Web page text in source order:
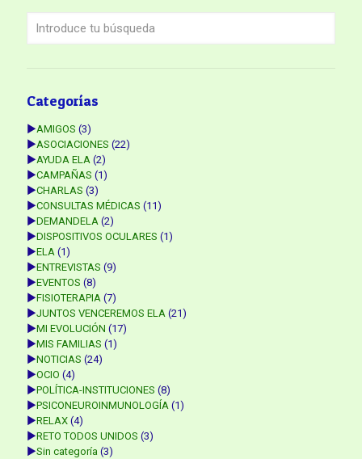
Categorías
►AMIGOS (3)
►ASOCIACIONES (22)
►AYUDA ELA (2)
►CAMPAÑAS (1)
►CHARLAS (3)
►CONSULTAS MÉDICAS (11)
►DEMANDELA (2)
►DISPOSITIVOS OCULARES (1)
►ELA (1)
►ENTREVISTAS (9)
►EVENTOS (8)
►FISIOTERAPIA (7)
►JUNTOS VENCEREMOS ELA (21)
►MI EVOLUCIÓN (17)
►MIS FAMILIAS (1)
►NOTICIAS (24)
►OCIO (4)
►POLÍTICA-INSTITUCIONES (8)
►PSICONEUROINMUNOLOGÍA (1)
►RELAX (4)
►RETO TODOS UNIDOS (3)
►Sin categoría (3)